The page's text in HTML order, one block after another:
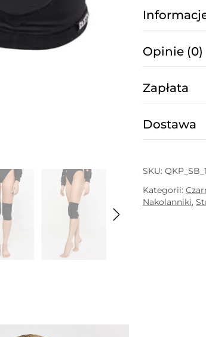
Opinie (0)
Zapłata
Dostawa
SKU:
Kategorii:
Nakolanniki,